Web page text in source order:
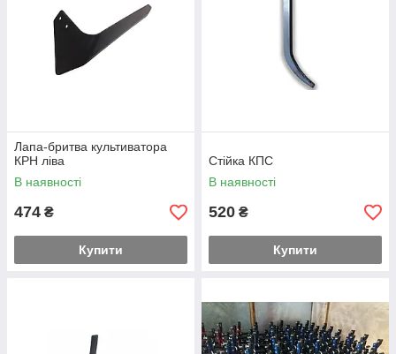
Лапа-бритва культиватора
КРН ліва
В наявності
474 ₴
Купити
Стійка КПС
В наявності
520 ₴
Купити